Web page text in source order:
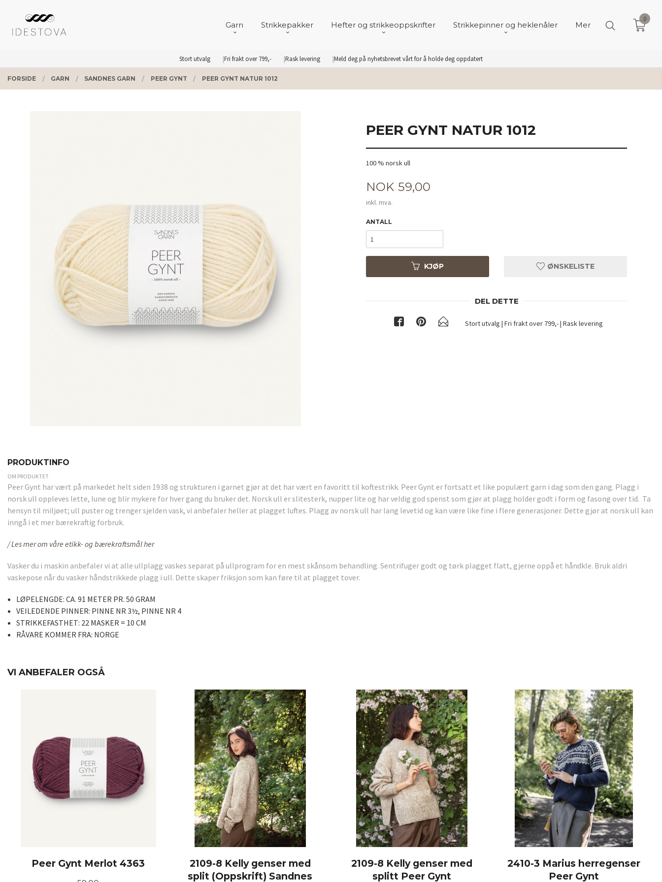
innholdet
Stort utvalg Fri frakt over 799,- Rask levering Meld deg på nyhetsbrevet vårt for å holde deg oppdatert
PRODUKTER
Garn Strikkepakker Hefter og strikkeoppskrifter Strikkepinner og heklenåler Mer
0
FORSIDE GARN SANDNES GARN PEER GYNT PEER GYNT NATUR 1012
PEER GYNT NATUR 1012
100 % norsk ull
Pris
NOK 59,00
inkl. mva.
ANTALL
KJØP ØNSKELISTE
DEL DETTE
Stort utvalg | Fri frakt over 799,- | Rask levering
PRODUKTINFO
OM PRODUKTET
Peer Gynt har vært på markedet helt siden 1938 og strukturen i garnet gjør at det har vært en favoritt til koftestrikk. Peer Gynt er fortsatt et like populært garn i dag som den gang. Plagg i
norsk ull oppleves lette, lune og blir mykere for hver gang du bruker det. Norsk ull er slitesterk, nupper lite og har veldig god spenst som gjør at plagg holder godt i form og fasong over tid. Ta
hensyn til miljøet; ull puster og trenger sjelden vask, vi anbefaler heller at plagget luftes. Plagg av norsk ull har lang levetid og kan være like fine i flere generasjoner. Dette gjør at norsk ull kan
inngå i et mer bærekraftig forbruk.
/ Les mer om våre etikk- og bærekraftsmål her
Vasker du i maskin anbefaler vi at alle ullplagg vaskes separat på ullprogram for en mest skånsom behandling. Sentrifuger godt og tørk plagget flatt, gjerne oppå et håndkle. Bruk aldri
vaskepose når du vasker håndstrikkede plagg i ull. Dette skaper friksjon som kan føre til at plagget tover.
LØPELENGDE: CA. 91 METER PR. 50 GRAM
VEILEDENDE PINNER: PINNE NR 3½, PINNE NR 4
STRIKKEFASTHET: 22 MASKER = 10 CM
RÅVARE KOMMER FRA: NORGE
VI ANBEFALER OGSÅ
Peer Gynt Merlot 4363
2109-8 Kelly genser med
split (Oppskrift) Sandnes
2109-8 Kelly genser med
splitt Peer Gynt
2410-3 Marius herregenser
Peer Gynt